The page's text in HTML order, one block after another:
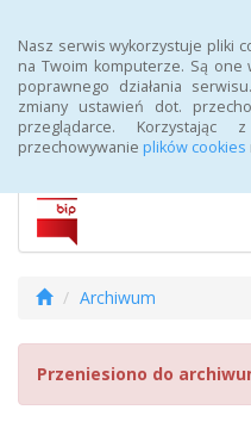
Nasz serwis wykorzystuje pliki
na Twoim komputerze. Są one
poprawnego działania
zmiany ustawień dot.
przeglądarce.
przechowywanie plików cookies
Biuletyn Informacji
Przychodnią SPZOZ w Wałczu
Archiwum
Przeniesiono do